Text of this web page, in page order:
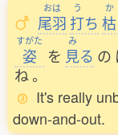
おは
尾羽
う
打ち
か
枯
すがた
姿 を
み
見る の
ね。
It's really
down-and-out.